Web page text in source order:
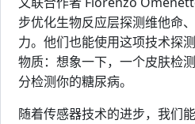
步优化生物反应层探测维他命
力。他们也能使用这项技术探
物质：想象一下，一个皮肤检
分检测你的糖尿病。
随着传感器技术的进步，我们